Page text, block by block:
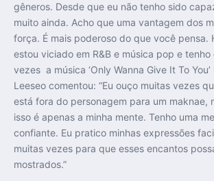
gêneros. Desde que eu não tenho sido
muito ainda. Acho que uma vantagem dos
força. É mais poderoso do que você pensa.
estou viciado em R&B e música pop e
vezes a música ‘Only Wanna Give It To You’
Leeseo comentou: “Eu ouço muitas vezes
está fora do personagem para um maknae,
isso é apenas a minha mente. Tenho uma
confiante. Eu pratico minhas expressões
muitas vezes para que esses encantos
mostrados.”